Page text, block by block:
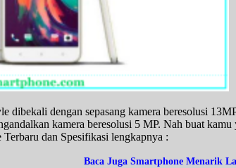
dibekali dengan sepasang kamera beresolusi
kamera beresolusi 5 MP. Nah buat
dan Spesifikasi lengkapnya :
Baca Juga Smartphone Menarik